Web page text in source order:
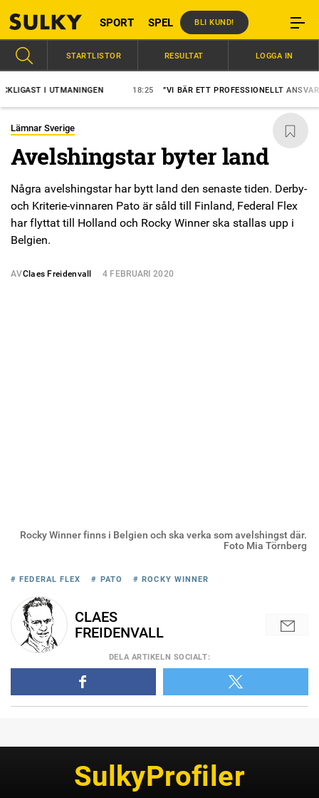
SPORT SPEL BLI KUND!
I UTMANINGEN ”VI BÄR ETT PROFESSIONELLT ANSVAR”
STARTLISTOR RESULTAT LOGGA IN
Lämnar Sverige
Avelshingstar byter land
Några avelshingstar har bytt land den senaste tiden. Derby-
och Kriterie-vinnaren Pato är såld till Finland, Federal Flex
har flyttat till Holland och Rocky Winner ska stallas upp i
Belgien.
AVClaes Freidenvall 4 FEBRUARI 2020
Rocky Winner finns i Belgien och ska verka som avelshingst där.
Foto Mia Törnberg
# FEDERAL FLEX # PATO # ROCKY WINNER
CLAES
FREIDENVALL
DELA ARTIKELN SOCIALT:
SulkyProfiler